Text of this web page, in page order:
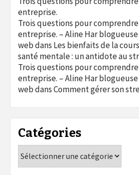
entreprise.
Trois questions pour
entreprise. – Aline Har
webdans Les bienfaits de la
santé mentale : un antidote au
Trois questions pour
entreprise. – Aline Har
webdansComment gérer son
Catégories